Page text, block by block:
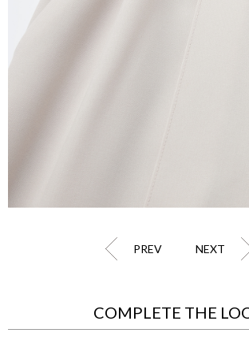
PREV NEXT
COMPLETE THE